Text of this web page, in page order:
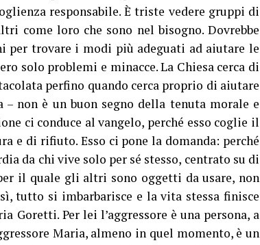
responsabile. È triste vedere gruppi di
come loro che sono nel bisogno. Dovrebbe
trovare i modi più adeguati ad aiutare le
solo problemi e minacce. La Chiesa cerca di
perfino quando cerca proprio di aiutare
– non è un buon segno della tenuta morale e
ci conduce al vangelo, perché esso coglie il
e di rifiuto. Esso ci pone la domanda: perché
da chi vive solo per sé stesso, centrato su di
il quale gli altri sono oggetti da usare, non
tutto si imbarbarisce e la vita stessa finisce
Goretti. Per lei l’aggressore è una persona, a
Maria, almeno in quel momento, è un